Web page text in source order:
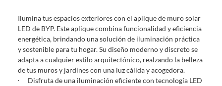
comprado por internet y que hay ciertas categorías que no tienen este
derecho:
Productos que, por su naturaleza, no puedan ser devueltos,
puedan deteriorarse o caducar con rapidez.
Confeccionados a la medida.
De uso personal.
Ilumina tus espacios exteriores con el aplique de muro solar
LED de BYP. Este aplique combina funcionalidad y eficiencia
energética, brindando una solución de iluminación práctica
y sostenible para tu hogar. Su diseño moderno y discreto se
adapta a cualquier estilo arquitectónico, realzando la belleza
de tus muros y jardines con una luz cálida y acogedora.
Disfruta de una iluminación eficiente con tecnología LED